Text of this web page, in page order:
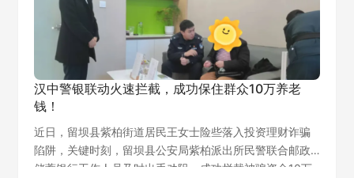
汉中警银联动火速拦截，成功保住群众10万养老
钱！
近日，留坝县紫柏街道居民王女士险些落入投资理财诈骗
陷阱，关键时刻，留坝县公安局紫柏派出所民警联合邮政
储蓄银行工作人员及时出手劝阻，成功拦截被骗资金10万